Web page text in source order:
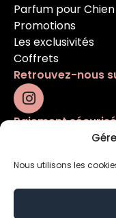
Nous utilisons les
Parfum pour Chien
Promotions
Les exclusivités
Coffrets
Retrouvez-nous
Paiement sécurisé